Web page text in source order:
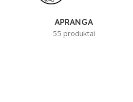
APRANGA
55 produktai